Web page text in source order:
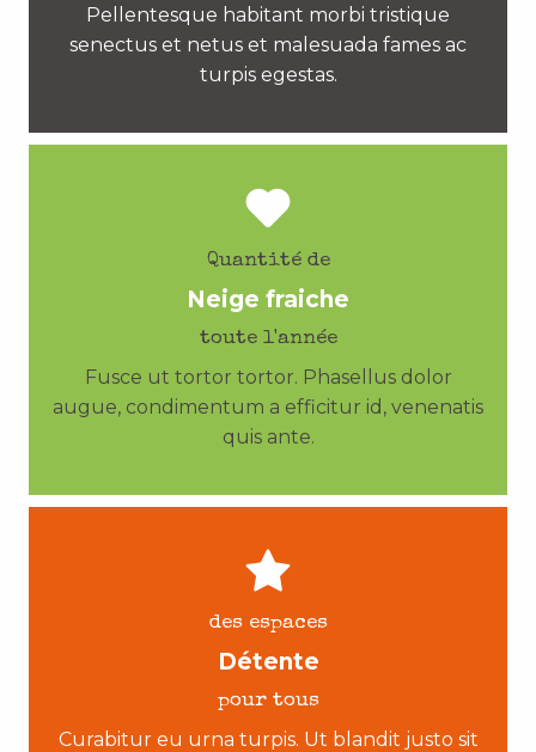
Pellentesque habitant morbi tristique
senectus et netus et malesuada fames ac
turpis egestas.
Quantité de
Neige fraiche
toute l'année
Fusce ut tortor tortor. Phasellus dolor
augue, condimentum a efficitur id, venenatis
quis ante.
des espaces
Détente
pour tous
Curabitur eu urna turpis. Ut blandit justo sit